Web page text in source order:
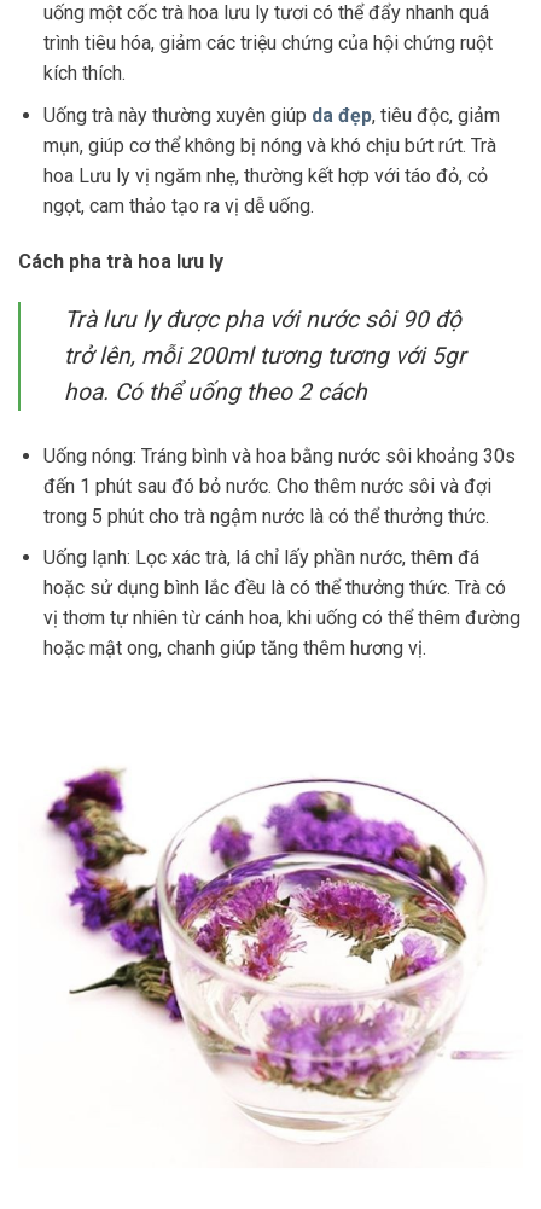
uống một cốc trà hoa lưu ly tươi có thể đẩy nhanh quá
trình tiêu hóa, giảm các triệu chứng của hội chứng ruột
kích thích.
Uống trà này thường xuyên giúp da đẹp, tiêu độc, giảm
mụn, giúp cơ thể không bị nóng và khó chịu bứt rứt. Trà
hoa Lưu ly vị ngăm nhẹ, thường kết hợp với táo đỏ, cỏ
ngọt, cam thảo tạo ra vị dễ uống.
Cách pha trà hoa lưu ly
Trà lưu ly được pha với nước sôi 90 độ
trở lên, mỗi 200ml tương tương với 5gr
hoa. Có thể uống theo 2 cách
Uống nóng: Tráng bình và hoa bằng nước sôi khoảng 30s
đến 1 phút sau đó bỏ nước. Cho thêm nước sôi và đợi
trong 5 phút cho trà ngậm nước là có thể thưởng thức.
Uống lạnh: Lọc xác trà, lá chỉ lấy phần nước, thêm đá
hoặc sử dụng bình lắc đều là có thể thưởng thức. Trà có
vị thơm tự nhiên từ cánh hoa, khi uống có thể thêm đường
hoặc mật ong, chanh giúp tăng thêm hương vị.